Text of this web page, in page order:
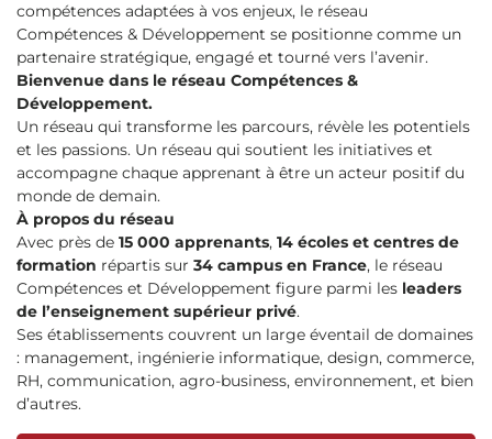
compétences adaptées à vos enjeux, le réseau
Compétences & Développement se positionne comme un
partenaire stratégique, engagé et tourné vers l’avenir.
Bienvenue dans le réseau Compétences &
Développement.
Un réseau qui transforme les parcours, révèle les potentiels
et les passions. Un réseau qui soutient les initiatives et
accompagne chaque apprenant à être un acteur positif du
monde de demain.
À propos du réseau
Avec près de 15 000 apprenants, 14 écoles et centres de
formation répartis sur 34 campus en France, le réseau
Compétences et Développement figure parmi les leaders
de l’enseignement supérieur privé.
Ses établissements couvrent un large éventail de domaines
: management, ingénierie informatique, design, commerce,
RH, communication, agro-business, environnement, et bien
d’autres.